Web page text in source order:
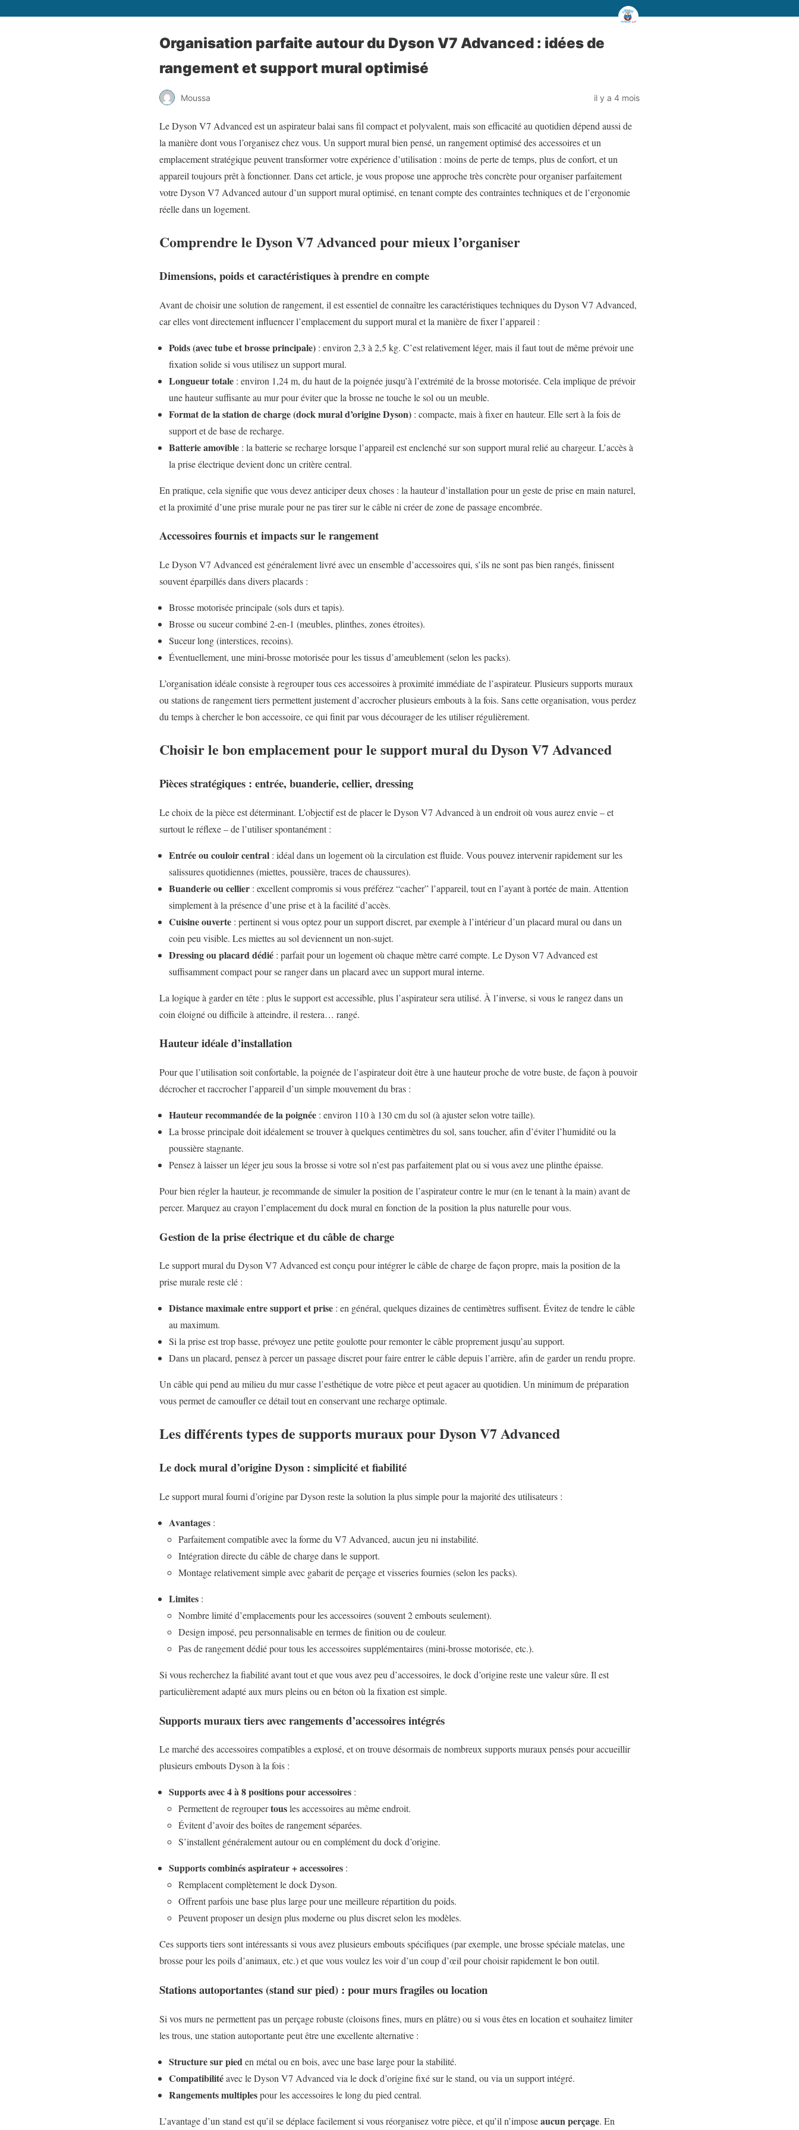
Organisation parfaite autour du Dyson V7 Advanced : idées de
rangement et support mural optimisé
Moussa il y a 4 mois
Le Dyson V7 Advanced est un aspirateur balai sans fil compact et polyvalent, mais son efficacité au quotidien dépend aussi de
la manière dont vous l’organisez chez vous. Un support mural bien pensé, un rangement optimisé des accessoires et un
emplacement stratégique peuvent transformer votre expérience d’utilisation : moins de perte de temps, plus de confort, et un
appareil toujours prêt à fonctionner. Dans cet article, je vous propose une approche très concrète pour organiser parfaitement
votre Dyson V7 Advanced autour d’un support mural optimisé, en tenant compte des contraintes techniques et de l’ergonomie
réelle dans un logement.
Comprendre le Dyson V7 Advanced pour mieux l’organiser
Dimensions, poids et caractéristiques à prendre en compte
Avant de choisir une solution de rangement, il est essentiel de connaître les caractéristiques techniques du Dyson V7 Advanced,
car elles vont directement influencer l’emplacement du support mural et la manière de fixer l’appareil :
Poids (avec tube et brosse principale) : environ 2,3 à 2,5 kg. C’est relativement léger, mais il faut tout de même prévoir une
fixation solide si vous utilisez un support mural.
Longueur totale : environ 1,24 m, du haut de la poignée jusqu’à l’extrémité de la brosse motorisée. Cela implique de prévoir
une hauteur suffisante au mur pour éviter que la brosse ne touche le sol ou un meuble.
Format de la station de charge (dock mural d’origine Dyson) : compacte, mais à fixer en hauteur. Elle sert à la fois de
support et de base de recharge.
Batterie amovible : la batterie se recharge lorsque l’appareil est enclenché sur son support mural relié au chargeur. L’accès à
la prise électrique devient donc un critère central.
En pratique, cela signifie que vous devez anticiper deux choses : la hauteur d’installation pour un geste de prise en main naturel,
et la proximité d’une prise murale pour ne pas tirer sur le câble ni créer de zone de passage encombrée.
Accessoires fournis et impacts sur le rangement
Le Dyson V7 Advanced est généralement livré avec un ensemble d’accessoires qui, s’ils ne sont pas bien rangés, finissent
souvent éparpillés dans divers placards :
Brosse motorisée principale (sols durs et tapis).
Brosse ou suceur combiné 2-en-1 (meubles, plinthes, zones étroites).
Suceur long (interstices, recoins).
Éventuellement, une mini-brosse motorisée pour les tissus d’ameublement (selon les packs).
L’organisation idéale consiste à regrouper tous ces accessoires à proximité immédiate de l’aspirateur. Plusieurs supports muraux
ou stations de rangement tiers permettent justement d’accrocher plusieurs embouts à la fois. Sans cette organisation, vous perdez
du temps à chercher le bon accessoire, ce qui finit par vous décourager de les utiliser régulièrement.
Choisir le bon emplacement pour le support mural du Dyson V7 Advanced
Pièces stratégiques : entrée, buanderie, cellier, dressing
Le choix de la pièce est déterminant. L’objectif est de placer le Dyson V7 Advanced à un endroit où vous aurez envie – et
surtout le réflexe – de l’utiliser spontanément :
Entrée ou couloir central : idéal dans un logement où la circulation est fluide. Vous pouvez intervenir rapidement sur les
salissures quotidiennes (miettes, poussière, traces de chaussures).
Buanderie ou cellier : excellent compromis si vous préférez “cacher” l’appareil, tout en l’ayant à portée de main. Attention
simplement à la présence d’une prise et à la facilité d’accès.
Cuisine ouverte : pertinent si vous optez pour un support discret, par exemple à l’intérieur d’un placard mural ou dans un
coin peu visible. Les miettes au sol deviennent un non-sujet.
Dressing ou placard dédié : parfait pour un logement où chaque mètre carré compte. Le Dyson V7 Advanced est
suffisamment compact pour se ranger dans un placard avec un support mural interne.
La logique à garder en tête : plus le support est accessible, plus l’aspirateur sera utilisé. À l’inverse, si vous le rangez dans un
coin éloigné ou difficile à atteindre, il restera… rangé.
Hauteur idéale d’installation
Pour que l’utilisation soit confortable, la poignée de l’aspirateur doit être à une hauteur proche de votre buste, de façon à pouvoir
décrocher et raccrocher l’appareil d’un simple mouvement du bras :
Hauteur recommandée de la poignée : environ 110 à 130 cm du sol (à ajuster selon votre taille).
La brosse principale doit idéalement se trouver à quelques centimètres du sol, sans toucher, afin d’éviter l’humidité ou la
poussière stagnante.
Pensez à laisser un léger jeu sous la brosse si votre sol n’est pas parfaitement plat ou si vous avez une plinthe épaisse.
Pour bien régler la hauteur, je recommande de simuler la position de l’aspirateur contre le mur (en le tenant à la main) avant de
percer. Marquez au crayon l’emplacement du dock mural en fonction de la position la plus naturelle pour vous.
Gestion de la prise électrique et du câble de charge
Le support mural du Dyson V7 Advanced est conçu pour intégrer le câble de charge de façon propre, mais la position de la
prise murale reste clé :
Distance maximale entre support et prise : en général, quelques dizaines de centimètres suffisent. Évitez de tendre le câble
au maximum.
Si la prise est trop basse, prévoyez une petite goulotte pour remonter le câble proprement jusqu’au support.
Dans un placard, pensez à percer un passage discret pour faire entrer le câble depuis l’arrière, afin de garder un rendu propre.
Un câble qui pend au milieu du mur casse l’esthétique de votre pièce et peut agacer au quotidien. Un minimum de préparation
vous permet de camoufler ce détail tout en conservant une recharge optimale.
Les différents types de supports muraux pour Dyson V7 Advanced
Le dock mural d’origine Dyson : simplicité et fiabilité
Le support mural fourni d’origine par Dyson reste la solution la plus simple pour la majorité des utilisateurs :
Avantages :
Parfaitement compatible avec la forme du V7 Advanced, aucun jeu ni instabilité.
Intégration directe du câble de charge dans le support.
Montage relativement simple avec gabarit de perçage et visseries fournies (selon les packs).
Limites :
Nombre limité d’emplacements pour les accessoires (souvent 2 embouts seulement).
Design imposé, peu personnalisable en termes de finition ou de couleur.
Pas de rangement dédié pour tous les accessoires supplémentaires (mini-brosse motorisée, etc.).
Si vous recherchez la fiabilité avant tout et que vous avez peu d’accessoires, le dock d’origine reste une valeur sûre. Il est
particulièrement adapté aux murs pleins ou en béton où la fixation est simple.
Supports muraux tiers avec rangements d’accessoires intégrés
Le marché des accessoires compatibles a explosé, et on trouve désormais de nombreux supports muraux pensés pour accueillir
plusieurs embouts Dyson à la fois :
Supports avec 4 à 8 positions pour accessoires :
Permettent de regroupertousles accessoires au même endroit.
Évitent d’avoir des boîtes de rangement séparées.
S’installent généralement autour ou en complément du dock d’origine.
Supports combinés aspirateur + accessoires :
Remplacent complètement le dock Dyson.
Offrent parfois une base plus large pour une meilleure répartition du poids.
Peuvent proposer un design plus moderne ou plus discret selon les modèles.
Ces supports tiers sont intéressants si vous avez plusieurs embouts spécifiques (par exemple, une brosse spéciale matelas, une
brosse pour les poils d’animaux, etc.) et que vous voulez les voir d’un coup d’œil pour choisir rapidement le bon outil.
Stations autoportantes (stand sur pied) : pour murs fragiles ou location
Si vos murs ne permettent pas un perçage robuste (cloisons fines, murs en plâtre) ou si vous êtes en location et souhaitez limiter
les trous, une station autoportante peut être une excellente alternative :
Structure sur pieden métal ou en bois, avec une base large pour la stabilité.
Compatibilitéavec le Dyson V7 Advanced via le dock d’origine fixé sur le stand, ou via un support intégré.
Rangements multiplespour les accessoires le long du pied central.
L’avantage d’un stand est qu’il se déplace facilement si vous réorganisez votre pièce, et qu’il n’imposeaucun perçage. En